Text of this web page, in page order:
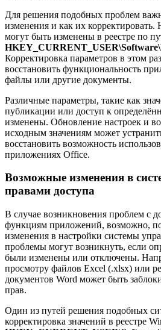
Для решения подобных проблем
изменения и как их
могут быть изменены в реестре по
Корректировка параметров в этом
восстановить функциональность
файлы или другие документы.
Различные параметры, такие как
публикации или доступ к
изменены. Обновление настроек и
исходным значениям может
восстановить возможность
приложениях Office.
Возможные изменения в
правами доступа
В случае возникновения проблем с
функциям приложений, возможно,
изменения в настройки системы
проблемы могут возникнуть, если
были изменены или отключены.
просмотру файлов Excel (.xlsx) или
документов Word может быть
прав.
Один из путей решения подобных
корректировка значений в реестре